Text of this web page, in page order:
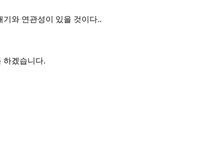
기와 연관성이 있을 것이다..
하겠습니다.